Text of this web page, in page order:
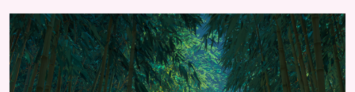
Serviços
API
Termos